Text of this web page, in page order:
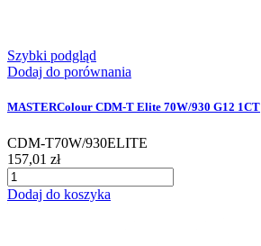
Szybki podgląd
Dodaj do porównania
MASTERColour CDM-T Elite 70W/930 G12 1CT
CDM-T70W/930ELITE
157,01 zł
Dodaj do koszyka